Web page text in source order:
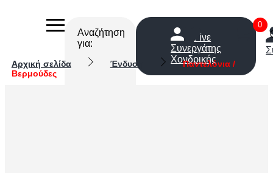
Αναζήτηση
για:
Γίνε
Συνεργάτης
Χονδρικής
0
Αρχική σελίδα Ένδυση
Παντελόνια /
Βερμούδες